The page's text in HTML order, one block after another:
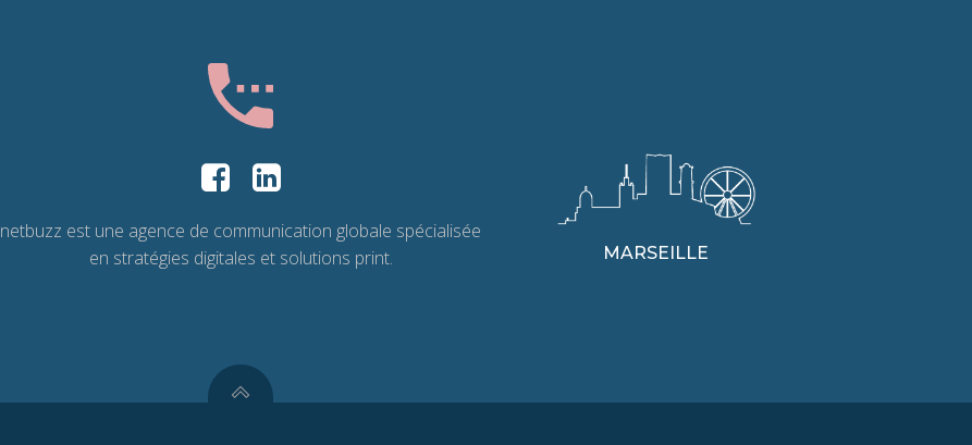
netbuzz est une agence de communication globale spécialisée
en stratégies digitales et solutions print.
MARSEILLE